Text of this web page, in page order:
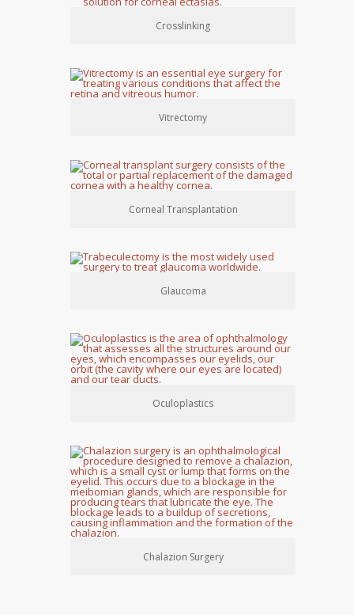
Crosslinking
Vitrectomy
Corneal Transplantation
Glaucoma
Oculoplastics
Chalazion Surgery